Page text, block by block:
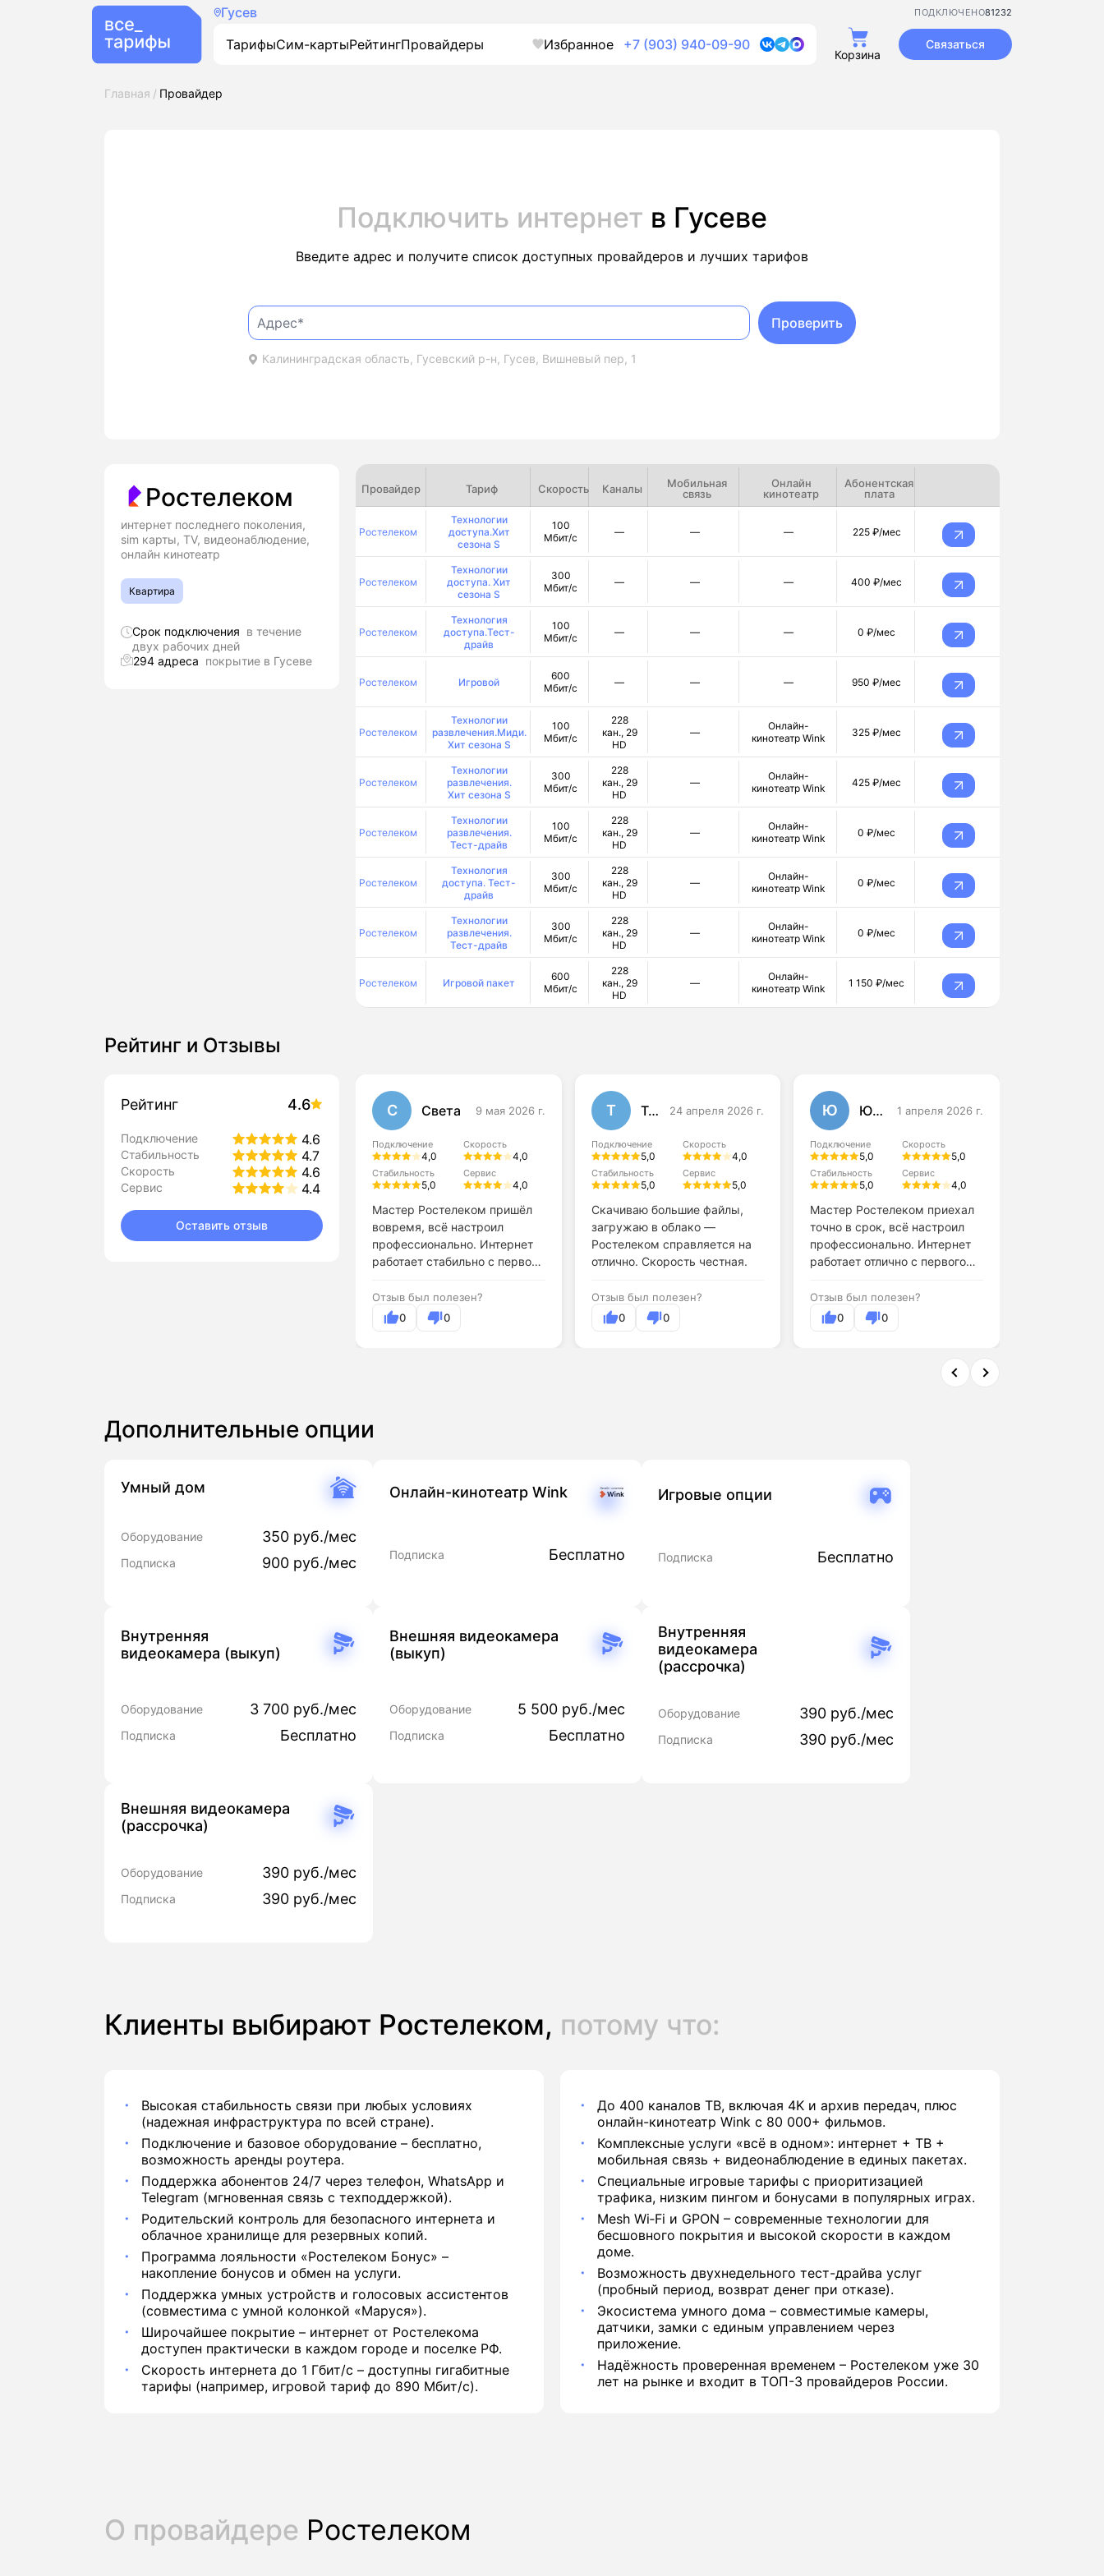
Гусев 81232
ПОДКЛЮЧЕНО
ТарифыСим-картыРейтингПровайдеры Избранное +7 (903) 940-09-90
Корзина
Связаться
Главная Провайдер
Подключить интернет в Гусеве
Введите адрес и получите список доступных провайдеров и лучших тарифов
Калининградская область, Гусевский р-н, Гусев, Вишневый пер, 1
Проверить
Ростелеком
интернет последнего поколения,
sim карты, TV, видеонаблюдение,
онлайн кинотеатр
Квартира
Срок подключения в течение
двух рабочих дней
294 адреса покрытие в Гусеве
Рейтинг 4.6
Подключение 4.6
Стабильность 4.7
Скорость 4.6
Сервис 4.4
Оставить отзыв
Рейтинг и Отзывы
С Света 9 мая 2026 г.
Подключение
4,0
Скорость
4,0
Стабильность
5,0
Сервис
4,0
Мастер Ростелеком пришёл
вовремя, всё настроил
профессионально. Интернет
работает стабильно с первого
Отзыв был полезен?
0
0
Т Тома 24 апреля 2026 г.
Подключение
5,0
Скорость
4,0
Стабильность
5,0
Сервис
5,0
Скачиваю большие файлы,
загружаю в облако —
Ростелеком справляется на
отлично. Скорость честная.
Отзыв был полезен?
0
0
Ю Юлия Данилова 1 апреля 2026 г.
Подключение
5,0
Скорость
5,0
Стабильность
5,0
Сервис
4,0
Мастер Ростелеком приехал
точно в срок, всё настроил
профессионально. Интернет
работает отлично с первого
Отзыв был полезен?
0
0
Провайдер Тариф Скорость Каналы
Мобильная
связь
Онлайн
кинотеатр
Абонентская
плата
Ростелеком
Технологии
доступа.Хит
сезона S
100
Мбит/с
— — — 225 ₽/мес
Ростелеком
Технологии
доступа. Хит
сезона S
300
Мбит/с
— — — 400 ₽/мес
Ростелеком
Технология
доступа.Тест-
драйв
100
Мбит/с
— — — 0 ₽/мес
Ростелеком Игровой
600
Мбит/с
— — — 950 ₽/мес
Ростелеком
Технологии
развлечения.Миди.
Хит сезона S
100
Мбит/с
228
кан., 29
HD
—
Онлайн-
кинотеатр Wink
325 ₽/мес
Ростелеком
Технологии
развлечения.
Хит сезона S
300
Мбит/с
228
кан., 29
HD
—
Онлайн-
кинотеатр Wink
425 ₽/мес
Ростелеком
Технологии
развлечения.
Тест-драйв
100
Мбит/с
228
кан., 29
HD
—
Онлайн-
кинотеатр Wink
0 ₽/мес
Ростелеком
Технология
доступа. Тест-
драйв
300
Мбит/с
228
кан., 29
HD
—
Онлайн-
кинотеатр Wink
0 ₽/мес
Ростелеком
Технологии
развлечения.
Тест-драйв
300
Мбит/с
228
кан., 29
HD
—
Онлайн-
кинотеатр Wink
0 ₽/мес
Ростелеком Игровой пакет
600
Мбит/с
228
кан., 29
HD
—
Онлайн-
кинотеатр Wink
1 150 ₽/мес
Дополнительные опции
Умный дом
Оборудование 350 руб./мес
Подписка 900 руб./мес
Онлайн-кинотеатр Wink
Подписка Бесплатно
Игровые опции
Подписка Бесплатно
Внутренняя
видеокамера (выкуп)
Оборудование 3 700 руб./мес
Подписка Бесплатно
Внешняя видеокамера
(выкуп)
Оборудование 5 500 руб./мес
Подписка Бесплатно
Внутренняя
видеокамера
(рассрочка)
Оборудование 390 руб./мес
Подписка 390 руб./мес
Внешняя видеокамера
(рассрочка)
Оборудование 390 руб./мес
Подписка 390 руб./мес
Клиенты выбирают Ростелеком, потому что:
Высокая стабильность связи при любых условиях
(надежная инфраструктура по всей стране).
Подключение и базовое оборудование – бесплатно,
возможность аренды роутера.
Поддержка абонентов 24/7 через телефон, WhatsApp и
Telegram (мгновенная связь с техподдержкой).
Родительский контроль для безопасного интернета и
облачное хранилище для резервных копий.
Программа лояльности «Ростелеком Бонус» –
накопление бонусов и обмен на услуги.
Поддержка умных устройств и голосовых ассистентов
(совместима с умной колонкой «Маруся»).
Широчайшее покрытие – интернет от Ростелекома
доступен практически в каждом городе и поселке РФ.
Скорость интернета до 1 Гбит/с – доступны гигабитные
тарифы (например, игровой тариф до 890 Мбит/с).
До 400 каналов ТВ, включая 4K и архив передач, плюс
онлайн-кинотеатр Wink с 80 000+ фильмов.
Комплексные услуги «всё в одном»: интернет + ТВ +
мобильная связь + видеонаблюдение в единых пакетах.
Специальные игровые тарифы с приоритизацией
трафика, низким пингом и бонусами в популярных играх.
Mesh Wi‑Fi и GPON – современные технологии для
бесшовного покрытия и высокой скорости в каждом
доме.
Возможность двухнедельного тест-драйва услуг
(пробный период, возврат денег при отказе).
Экосистема умного дома – совместимые камеры,
датчики, замки с единым управлением через
приложение.
Надёжность проверенная временем – Ростелеком уже 30
лет на рынке и входит в ТОП-3 провайдеров России.
О провайдере Ростелеком